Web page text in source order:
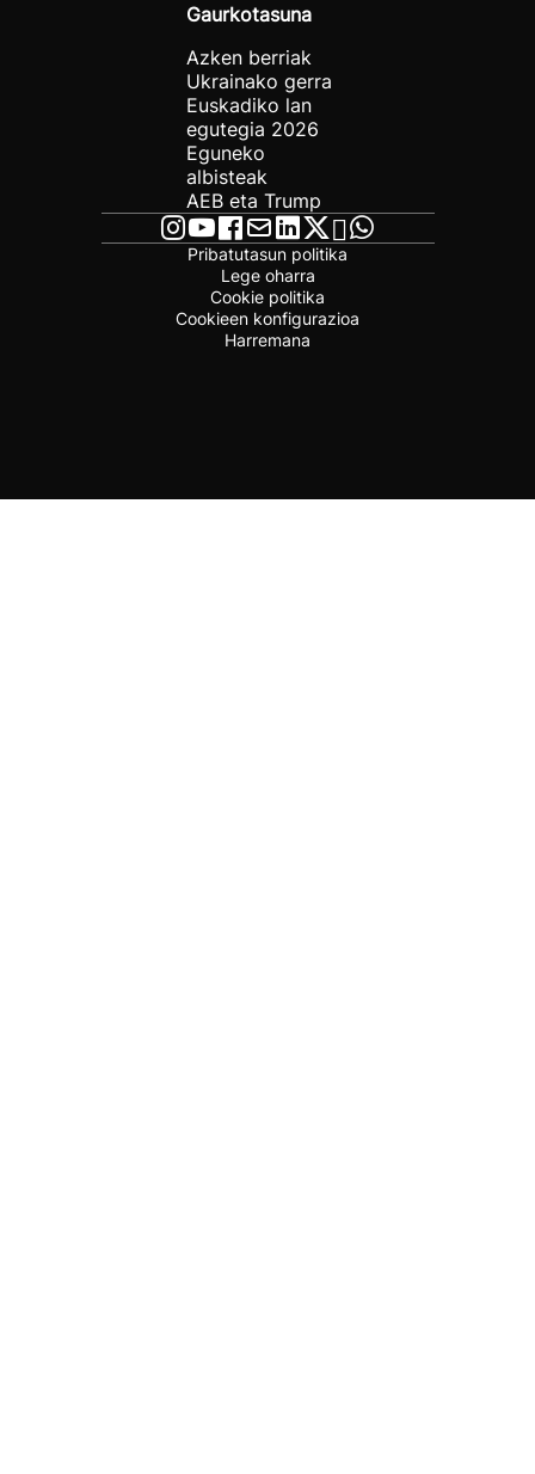
Gaurkotasuna
Azken berriak
Ukrainako gerra
Euskadiko lan
egutegia 2026
Eguneko
albisteak
AEB eta Trump
Pribatutasun politika
Lege oharra
Cookie politika
Cookieen konfigurazioa
Harremana